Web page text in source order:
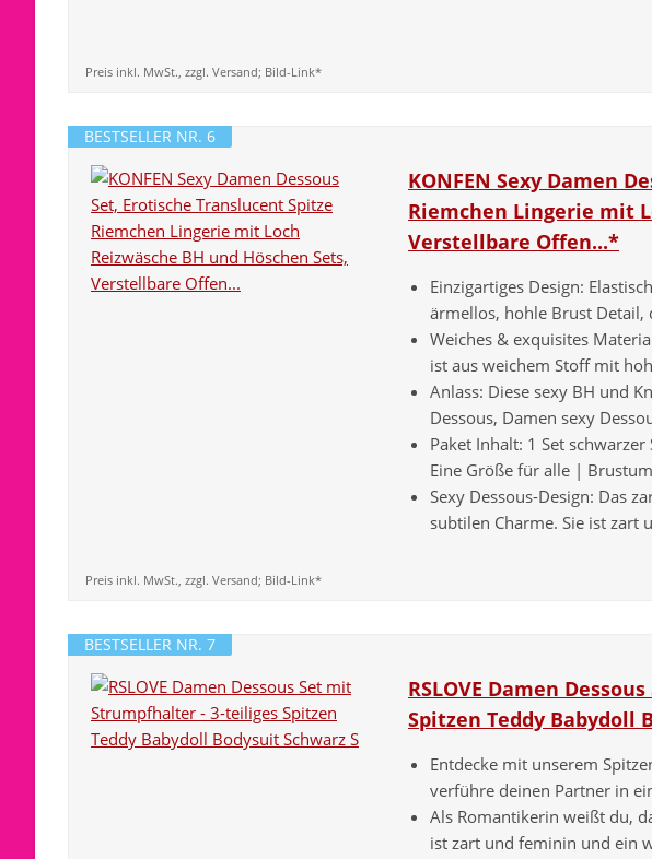
Preis inkl. MwSt., zzgl. Versand; Bild-Link*
BESTSELLER NR. 6
KONFEN Sexy Damen
Riemchen Lingerie mit
Verstellbare Offen...*
Einzigartiges Design:
ärmellos, hohle Brust Detail,
Weiches & exquisites
ist aus weichem Stoff mit
Anlass: Diese sexy BH und
Dessous, Damen sexy
Paket Inhalt: 1 Set
Eine Größe für alle |
Sexy Dessous-Design: Das
subtilen Charme. Sie ist zart
Preis inkl. MwSt., zzgl. Versand; Bild-Link*
BESTSELLER NR. 7
RSLOVE Damen
Spitzen Teddy Babydoll
Entdecke mit unserem
verführe deinen Partner in
Als Romantikerin weißt du,
ist zart und feminin und ein